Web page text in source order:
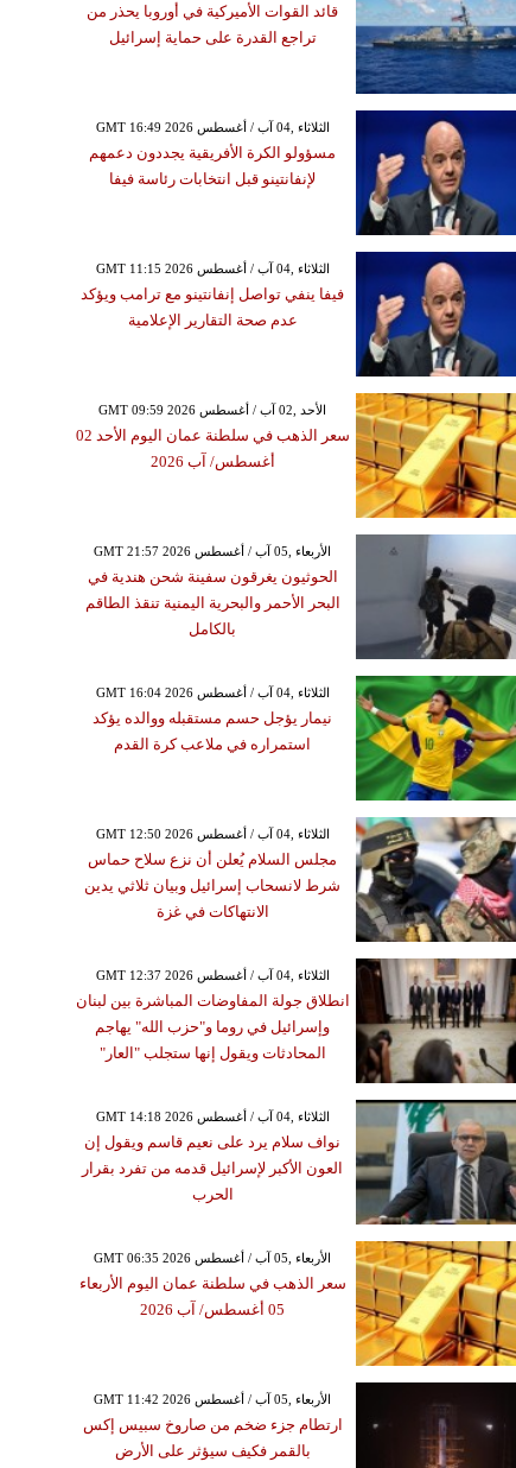
قائد القوات الأميركية في أوروبا يحذر من
تراجع القدرة على حماية إسرائيل
GMT 16:49 2026 الثلاثاء ,04 آب / أغسطس
مسؤولو الكرة الأفريقية يجددون دعمهم
لإنفانتينو قبل انتخابات رئاسة فيفا
GMT 11:15 2026 الثلاثاء ,04 آب / أغسطس
فيفا ينفي تواصل إنفانتينو مع ترامب ويؤكد
عدم صحة التقارير الإعلامية
GMT 09:59 2026 الأحد ,02 آب / أغسطس
سعر الذهب في سلطنة عمان اليوم الأحد 02
أغسطس/ آب 2026
GMT 21:57 2026 الأربعاء ,05 آب / أغسطس
الحوثيون يغرقون سفينة شحن هندية في
البحر الأحمر والبحرية اليمنية تنقذ الطاقم
بالكامل
GMT 16:04 2026 الثلاثاء ,04 آب / أغسطس
نيمار يؤجل حسم مستقبله ووالده يؤكد
استمراره في ملاعب كرة القدم
GMT 12:50 2026 الثلاثاء ,04 آب / أغسطس
مجلس السلام يُعلن أن نزع سلاح حماس
شرط لانسحاب إسرائيل وبيان ثلاثي يدين
الانتهاكات في غزة
GMT 12:37 2026 الثلاثاء ,04 آب / أغسطس
انطلاق جولة المفاوضات المباشرة بين لبنان
وإسرائيل في روما و"حزب الله" يهاجم
المحادثات ويقول إنها ستجلب "العار"
GMT 14:18 2026 الثلاثاء ,04 آب / أغسطس
نواف سلام يرد على نعيم قاسم ويقول إن
العون الأكبر لإسرائيل قدمه من تفرد بقرار
الحرب
GMT 06:35 2026 الأربعاء ,05 آب / أغسطس
سعر الذهب في سلطنة عمان اليوم الأربعاء
05 أغسطس/ آب 2026
GMT 11:42 2026 الأربعاء ,05 آب / أغسطس
ارتطام جزء ضخم من صاروخ سبيس إكس
بالقمر فكيف سيؤثر على الأرض